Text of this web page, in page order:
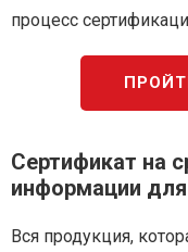
процесс
Сертификат на
информации
Вся продукция,